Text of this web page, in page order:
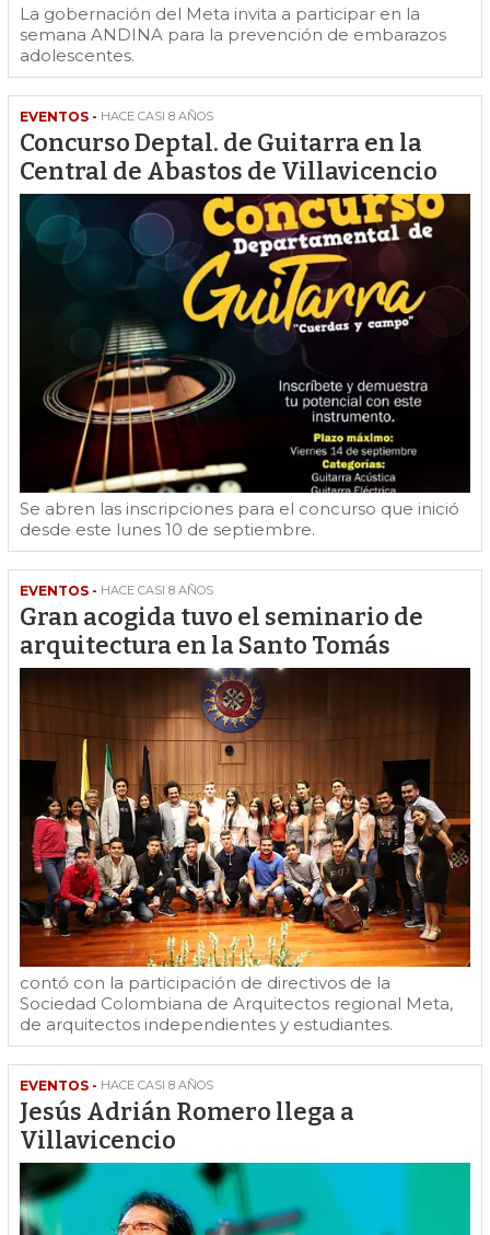
La gobernación del Meta invita a participar en la
semana ANDINA para la prevención de embarazos
adolescentes.
EVENTOS - HACE CASI 8 AÑOS
Concurso Deptal. de Guitarra en la
Central de Abastos de Villavicencio
Se abren las inscripciones para el concurso que inició
desde este lunes 10 de septiembre.
EVENTOS - HACE CASI 8 AÑOS
Gran acogida tuvo el seminario de
arquitectura en la Santo Tomás
contó con la participación de directivos de la
Sociedad Colombiana de Arquitectos regional Meta,
de arquitectos independientes y estudiantes.
EVENTOS - HACE CASI 8 AÑOS
Jesús Adrián Romero llega a
Villavicencio